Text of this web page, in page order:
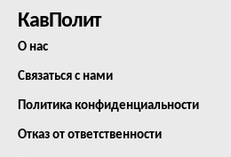
КавПолит
О нас
Связаться с нами
Политика конфиденциальности
Отказ от ответственности